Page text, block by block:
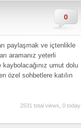
0
paylaşmak ve içtenlikle
aramanız yeterli
kaybolacağınız umut dolu
özel sohbetlere katılın
2531 total views, 0 today